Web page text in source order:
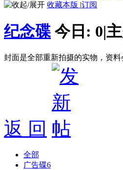
收藏本版 |订阅
纪念碟 今日: 0|
封面是全部重新拍摄的实物，资
返 回
全部
广告碟6